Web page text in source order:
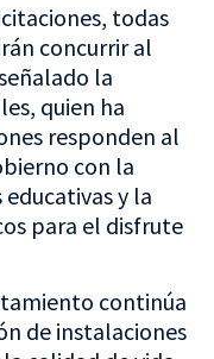
todas
concurrir al
la
quien ha
responden al
con la
y la
para el disfrute
continúa
de instalaciones